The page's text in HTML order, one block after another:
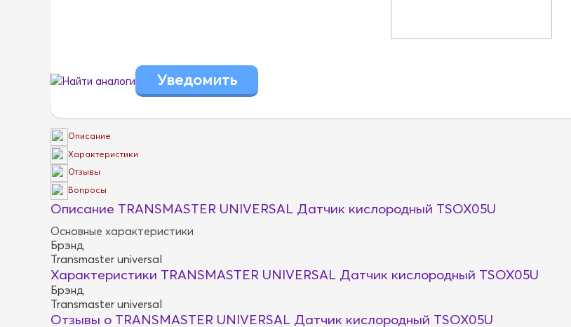
Найти аналоги
Описание
Характеристики
Отзывы
Вопросы
Описание TRANSMASTER UNIVERSAL Датчик кислородный TSOX05U
Основные характеристики
Брэнд
Transmaster universal
Характеристики TRANSMASTER UNIVERSAL Датчик кислородный TSOX05U
Брэнд
Transmaster universal
Отзывы о TRANSMASTER UNIVERSAL Датчик кислородный TSOX05U